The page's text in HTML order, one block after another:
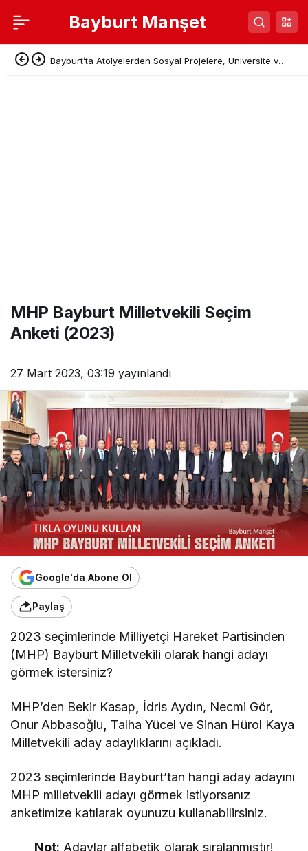
Bayburt Manşet
Bayburt’ta Atölyelerden Sosyal Projelere, Üniversite ve
MHP Bayburt Milletvekili Seçim
Anketi (2023)
27 Mart 2023, 03:19 yayınlandı
Google'da Abone Ol
Paylaş
2023 seçimlerinde Milliyetçi Hareket Partisinden
(MHP) Bayburt Milletvekili olarak hangi adayı
görmek istersiniz?
MHP’den Bekir Kasap
İdris Aydın, Necmi Gör,
Onur Abbasoğlu
Talha Yücel ve Sinan Hürol Kaya
Milletvekili aday adaylıklarını açıkladı.
2023 seçimlerinde Bayburt’tan hangi aday adayını
MHP milletvekili adayı görmek istiyorsanız
anketimize katılarak oyunuzu kullanabilirsiniz.
Not: Adaylar alfabetik olarak sıralanmıştır!